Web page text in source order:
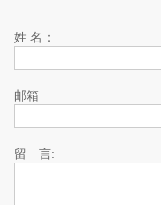
姓 名：
邮箱
留 言: